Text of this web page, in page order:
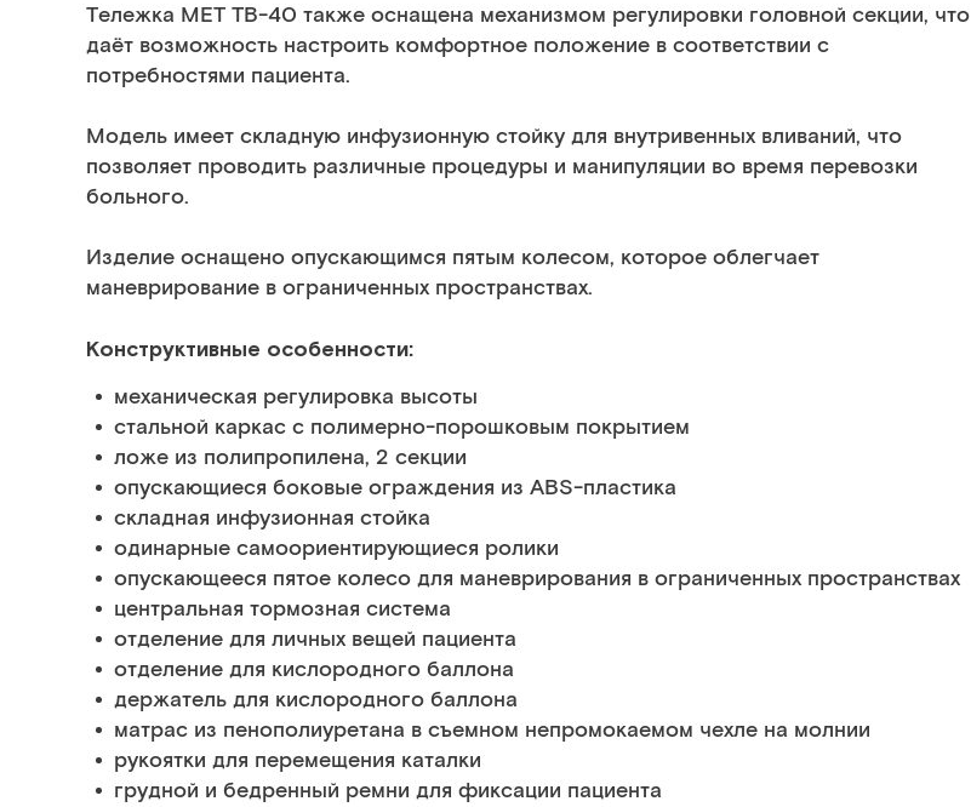
Тележка МЕТ ТВ-40 также оснащена механизмом регулировки головной секции, что
даёт возможность настроить комфортное положение в соответствии с
потребностями пациента.
Модель имеет складную инфузионную стойку для внутривенных вливаний, что
позволяет проводить различные процедуры и манипуляции во время перевозки
больного.
Изделие оснащено опускающимся пятым колесом, которое облегчает
маневрирование в ограниченных пространствах.
Конструктивные особенности:
механическая регулировка высоты
стальной каркас с полимерно-порошковым покрытием
ложе из полипропилена, 2 секции
опускающиеся боковые ограждения из АВS-пластика
складная инфузионная стойка
одинарные самоориентирующиеся ролики
опускающееся пятое колесо для маневрирования в ограниченных пространствах
центральная тормозная система
отделение для личных вещей пациента
отделение для кислородного баллона
держатель для кислородного баллона
матрас из пенополиуретана в съемном непромокаемом чехле на молнии
рукоятки для перемещения каталки
грудной и бедренный ремни для фиксации пациента